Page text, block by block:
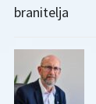
branitelja